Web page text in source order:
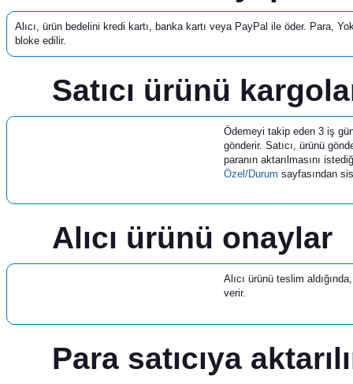
Alıcı, ürün bedelini kredi kartı, banka kartı veya PayPal ile öder. Para,
bloke edilir.
Satıcı ürünü
Ödemeyi takip eden 3 iş
gönderir. Satıcı, ürünü
paranın aktarılmasını
Özel/Durum sayfasından
Alıcı ürünü onaylar
Alıcı ürünü teslim
verir.
Para satıcıya